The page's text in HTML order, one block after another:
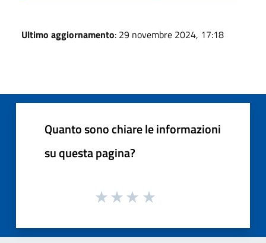
Ultimo aggiornamento: 29 novembre 2024, 17:18
Quanto sono chiare le informazioni
su questa pagina?